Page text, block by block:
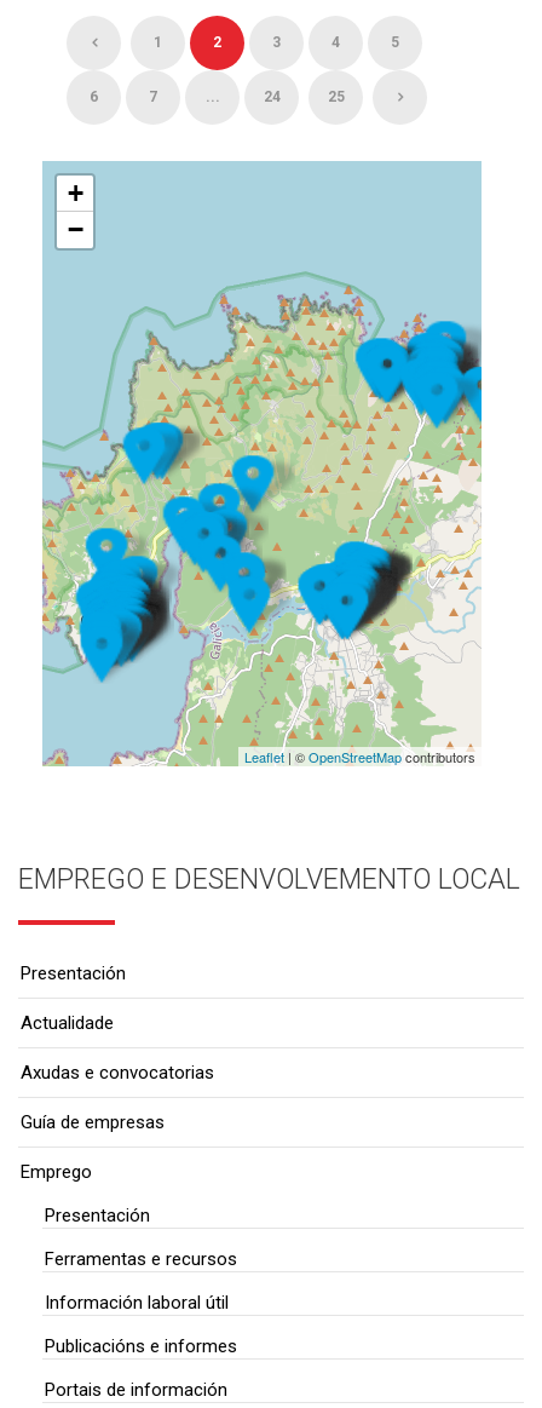
1 2 3 4 5
6 7 ... 24 25
+
−
Leaflet| ©OpenStreetMapcontributors
EMPREGO E DESENVOLVEMENTO LOCAL
Presentación
Actualidade
Axudas e convocatorias
Guía de empresas
Emprego
Presentación
Ferramentas e recursos
Información laboral útil
Publicacións e informes
Portais de información